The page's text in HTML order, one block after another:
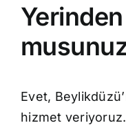
Yerinden
Evet,
hizmet veriyoruz.